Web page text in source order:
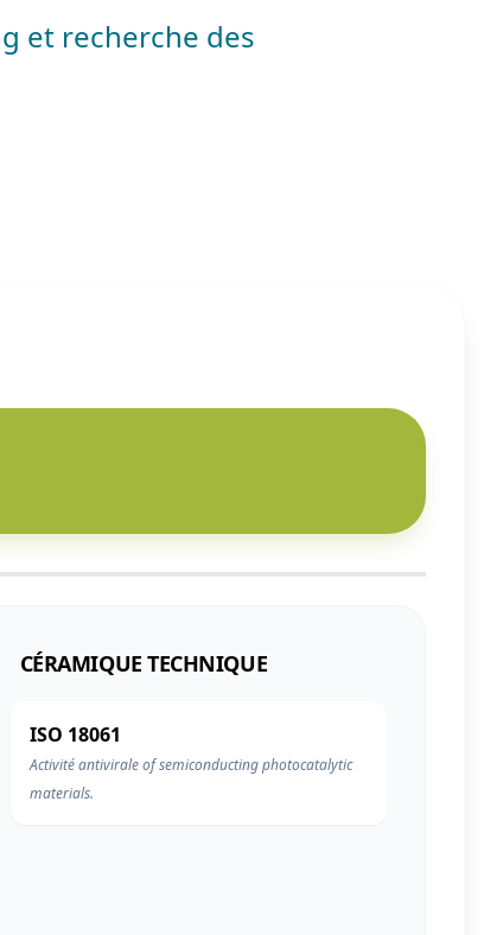
et recherche des
CÉRAMIQUE TECHNIQUE
ISO 18061
Activité antivirale of semiconducting photocatalytic
materials.